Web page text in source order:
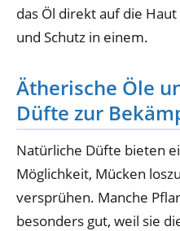
das Öl direkt auf die
und Schutz in einem.
Ätherische Öle
Düfte zur
Natürliche Düfte bieten
Möglichkeit, Mücken
versprühen. Manche
besonders gut, weil sie